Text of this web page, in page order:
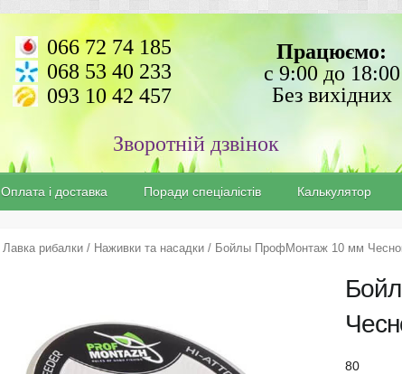
066 72 74 185
068 53 40 233
093 10 42 457
Працюємо:
с 9:00 до 18:00
Без вихідних
Зворотній дзвінок
Оплата і доставка Поради спеціалістів Калькулятор
Лавка рибалки/ Наживки та насадки/ Бойлы ПрофМонтаж 10 мм
80